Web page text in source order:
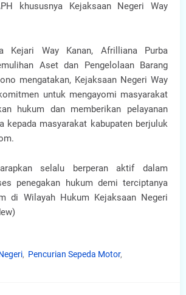
khususnya Kejaksaan Negeri Way
Kejari Way Kanan, Afrilliana Purba
Aset dan Pengelolaan Barang
mengatakan, Kejaksaan Negeri Way
untuk mengayomi masyarakat
hukum dan memberikan pelayanan
kepada masyarakat kabupaten berjuluk
selalu berperan aktif dalam
penegakan hukum demi terciptanya
di Wilayah Hukum Kejaksaan Negeri
Pencurian Sepeda Motor